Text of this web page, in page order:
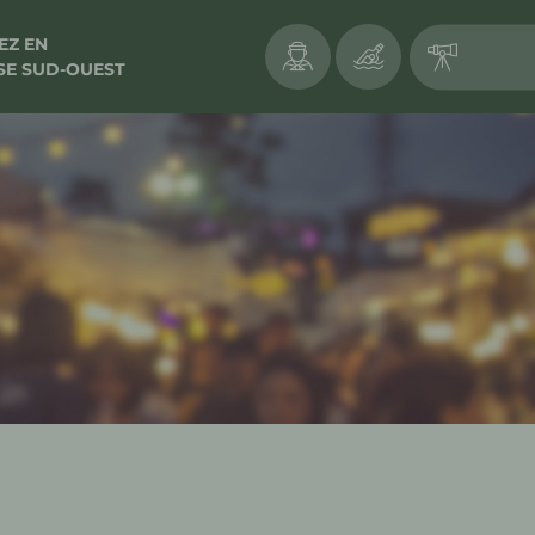
EN
SUD-OUEST
Accès VIPContact